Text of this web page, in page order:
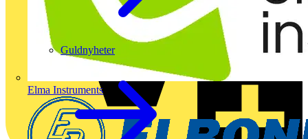
Elma Instruments
Guldnyheter